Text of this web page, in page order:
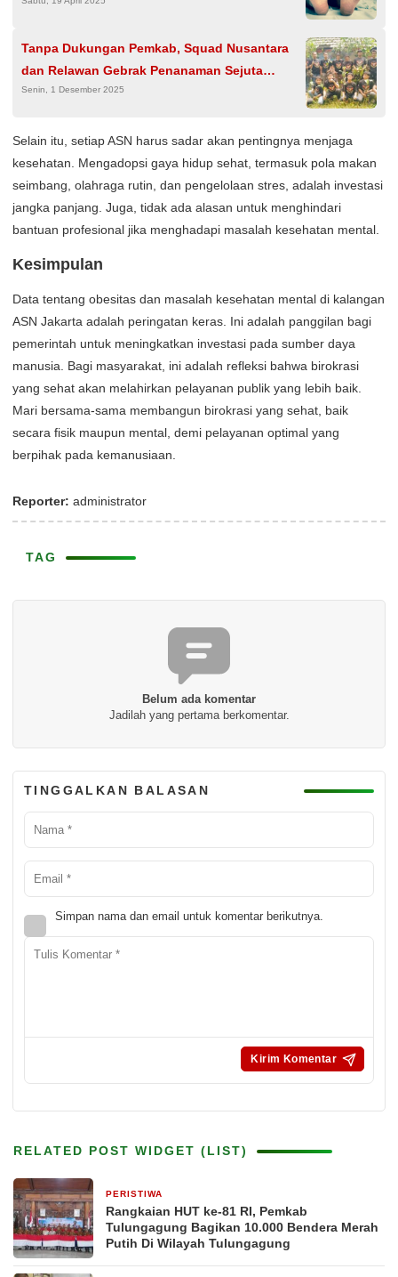
Tanpa Dukungan Pemkab, Squad Nusantara
dan Relawan Gebrak Penanaman Sejuta
Pohon di Genilangit
Senin, 1 Desember 2025
Selain itu, setiap ASN harus sadar akan pentingnya menjaga
kesehatan. Mengadopsi gaya hidup sehat, termasuk pola makan
seimbang, olahraga rutin, dan pengelolaan stres, adalah investasi
jangka panjang. Juga, tidak ada alasan untuk menghindari
bantuan profesional jika menghadapi masalah kesehatan mental.
Kesimpulan
Data tentang obesitas dan masalah kesehatan mental di kalangan
ASN Jakarta adalah peringatan keras. Ini adalah panggilan bagi
pemerintah untuk meningkatkan investasi pada sumber daya
manusia. Bagi masyarakat, ini adalah refleksi bahwa birokrasi
yang sehat akan melahirkan pelayanan publik yang lebih baik.
Mari bersama-sama membangun birokrasi yang sehat, baik
secara fisik maupun mental, demi pelayanan optimal yang
berpihak pada kemanusiaan.
Reporter: administrator
TAG
Belum ada komentar
Jadilah yang pertama berkomentar.
TINGGALKAN BALASAN
Simpan nama dan email untuk komentar berikutnya.
RELATED POST WIDGET (LIST)
PERISTIWA
Rangkaian HUT ke-81 RI, Pemkab
Tulungagung Bagikan 10.000 Bendera Merah
Putih Di Wilayah Tulungagung